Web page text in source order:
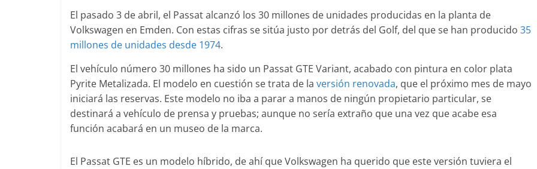
El pasado 3 de abril, el Passat alcanzó los 30 millones de unidades producidas en la planta de
Volkswagen en Emden. Con estas cifras se sitúa justo por detrás del Golf, del que se han producido 35
millones de unidades desde 1974.
El vehículo número 30 millones ha sido un Passat GTE Variant, acabado con pintura en color plata
Pyrite Metalizada. El modelo en cuestión se trata de la versión renovada, que el próximo mes de mayo
iniciará las reservas. Este modelo no iba a parar a manos de ningún propietario particular, se
destinará a vehículo de prensa y pruebas; aunque no sería extraño que una vez que acabe esa
función acabará en un museo de la marca.
El Passat GTE es un modelo híbrido, de ahí que Volkswagen ha querido que este versión tuviera el
Clase S Coupé W140: 30
años de uno de los
Mercedes-Benz más caros
31 de enero de 2022
Clásicos
Audi RS6: 20 años de
deportividad
25 de julio de 2022 mospotter84